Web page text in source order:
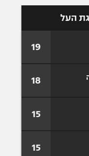
העל
19
18
15
15